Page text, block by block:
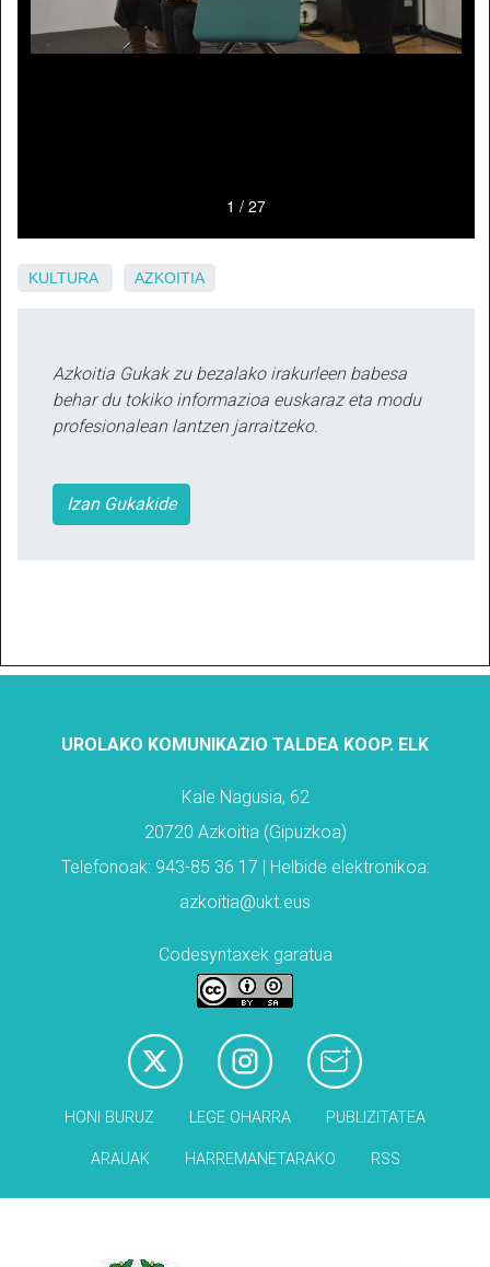
KULTURA AZKOITIA
Azkoitia Gukak zu bezalako irakurleen babesa
behar du tokiko informazioa euskaraz eta modu
profesionalean lantzen jarraitzeko.
Izan Gukakide
UROLAKO KOMUNIKAZIO TALDEA KOOP. ELK
Kale Nagusia, 62
20720 Azkoitia (Gipuzkoa)
Telefonoak: 943-85 36 17 | Helbide elektronikoa:
azkoitia@ukt.eus
Codesyntaxek garatua
HONI BURUZ LEGE OHARRA PUBLIZITATEA
ARAUAK HARREMANETARAKO RSS